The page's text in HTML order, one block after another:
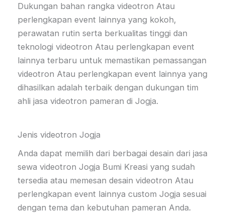
Dukungan bahan rangka videotron Atau
perlengkapan event lainnya yang kokoh,
perawatan rutin serta berkualitas tinggi dan
teknologi videotron Atau perlengkapan event
lainnya terbaru untuk memastikan pemassangan
videotron Atau perlengkapan event lainnya yang
dihasilkan adalah terbaik dengan dukungan tim
ahli jasa videotron pameran di Jogja.
Jenis videotron Jogja
Anda dapat memilih dari berbagai desain dari jasa
sewa videotron Jogja Bumi Kreasi yang sudah
tersedia atau memesan desain videotron Atau
perlengkapan event lainnya custom Jogja sesuai
dengan tema dan kebutuhan pameran Anda.